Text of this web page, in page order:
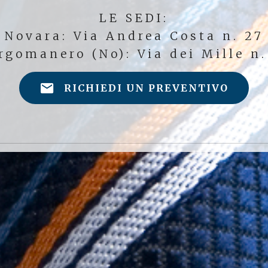
LE SEDI:
Novara: Via Andrea Costa n. 27
(No): Via dei Mille n.
RICHIEDI UN PREVENTIVO